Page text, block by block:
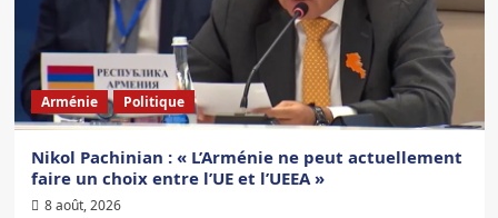
Arménie Politique
Nikol Pachinian : « L’Arménie ne peut actuellement
faire un choix entre l’UE et l’UEEA »
8 août, 2026